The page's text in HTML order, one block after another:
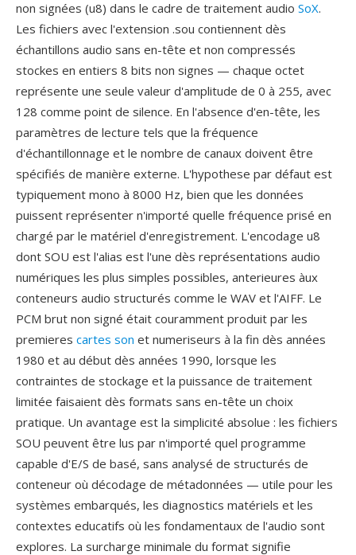
non signées (u8) dans le cadre de traitement audio SoX.
Les fichiers avec l'extension .sou contiennent dès
échantillons audio sans en-tête et non compressés
stockes en entiers 8 bits non signes — chaque octet
représente une seule valeur d'amplitude de 0 à 255, avec
128 comme point de silence. En l'absence d'en-tête, les
paramètres de lecture tels que la fréquence
d'échantillonnage et le nombre de canaux doivent être
spécifiés de manière externe. L'hypothese par défaut est
typiquement mono à 8000 Hz, bien que les données
puissent représenter n'importé quelle fréquence prisé en
chargé par le matériel d'enregistrement. L'encodage u8
dont SOU est l'alias est l'une dès représentations audio
numériques les plus simples possibles, anterieures àux
conteneurs audio structurés comme le WAV et l'AIFF. Le
PCM brut non signé était couramment produit par les
premieres cartes son et numeriseurs à la fin dès années
1980 et au début dès années 1990, lorsque les
contraintes de stockage et la puissance de traitement
limitée faisaient dès formats sans en-tête un choix
pratique. Un avantage est la simplicité absolue : les fichiers
SOU peuvent être lus par n'importé quel programme
capable d'E/S de basé, sans analysé de structurés de
conteneur où décodage de métadonnées — utile pour les
systèmes embarqués, les diagnostics matériels et les
contextes educatifs où les fondamentaux de l'audio sont
explores. La surcharge minimale du format signifie